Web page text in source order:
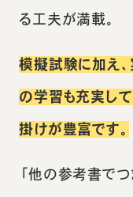
る工夫が満載。
模擬試験に加え
の学習も充実し
掛けが豊富です。
「他の参考書で